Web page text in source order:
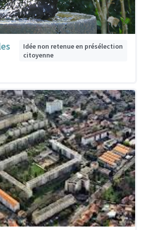
Idée non retenue en présélection
citoyenne